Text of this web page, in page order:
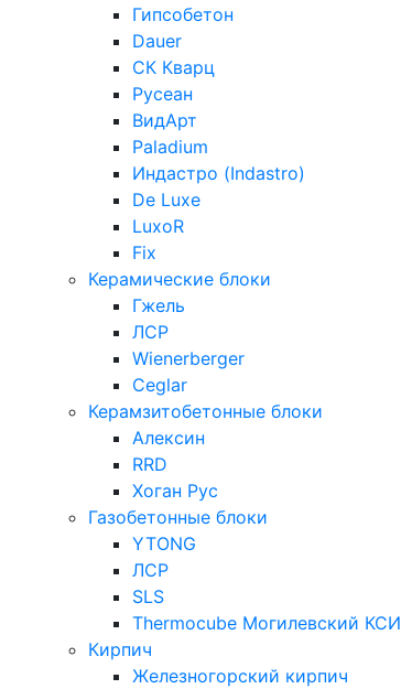
Гипсобетон
Dauer
СК Кварц
Русеан
ВидАрт
Paladium
Индастро (Indastro)
De Luxe
LuxoR
Fix
Керамические блоки
Гжель
ЛСР
Wienerberger
Ceglar
Керамзитобетонные блоки
Алексин
RRD
Хоган Рус
Газобетонные блоки
YTONG
ЛСР
SLS
Thermocube Могилевский КСИ
Кирпич
Железногорский кирпич